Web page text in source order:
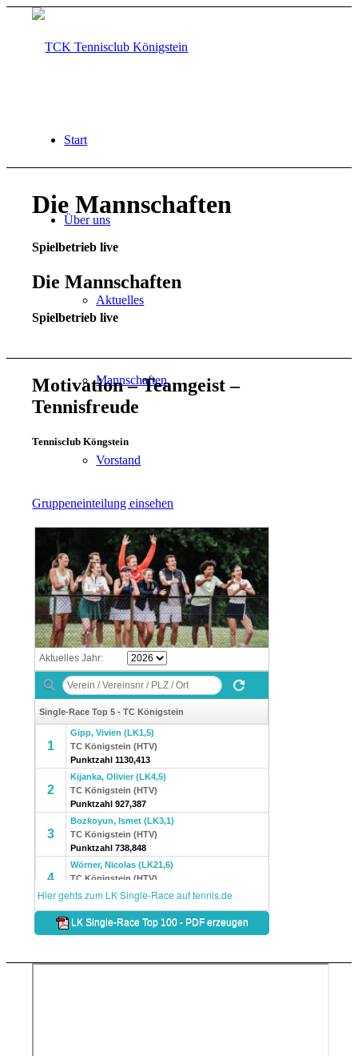
Start
Über uns
Aktuelles
Mannschaften
Vorstand
Mitglied werden
Tennistraining
Platzbuchung
Kontakt
Menü Menü
Die Mannschaften
Spielbetrieb live
Die Mannschaften
Spielbetrieb live
Motivation – Teamgeist –
Tennisfreude
Tennisclub Köngstein
Gruppeneinteilung einsehen